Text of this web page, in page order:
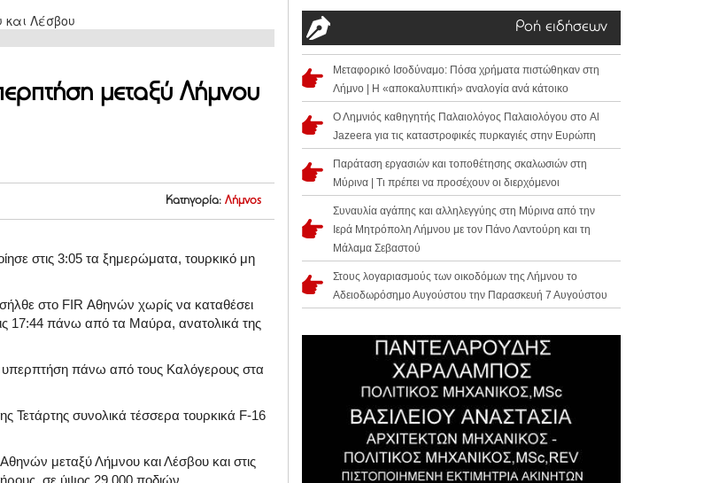
μεταξύ Λήμνου
Κατηγορία: Λήμνος
στις 3:05 τα ξημερώματα, τουρκικό μη
στο FIR Αθηνών χωρίς να καταθέσει
17:44 πάνω από τα Μαύρα, ανατολικά της
υπερπτήση πάνω από τους Καλόγερους στα
Τετάρτης συνολικά τέσσερα τουρκικά F-16
μεταξύ Λήμνου και Λέσβου και στις
Ροή ειδήσεων
Μεταφορικό Ισοδύναμο: Πόσα χρήματα πιστώθηκαν στη
Λήμνο | Η «αποκαλυπτική» αναλογία ανά κάτοικο
Ο Λημνιός καθηγητής Παλαιολόγος Παλαιολόγου στο Al
Jazeera για τις καταστροφικές πυρκαγιές στην Ευρώπη
Παράταση εργασιών και τοποθέτησης σκαλωσιών στη
Μύρινα | Τι πρέπει να προσέχουν οι διερχόμενοι
Συναυλία αγάπης και αλληλεγγύης στη Μύρινα από την
Ιερά Μητρόπολη Λήμνου με τον Πάνο Λαντούρη και τη
Μάλαμα Σεβαστού
Στους λογαριασμούς των οικοδόμων της Λήμνου το
Αδειοδωρόσημο Αυγούστου την Παρασκευή 7 Αυγούστου